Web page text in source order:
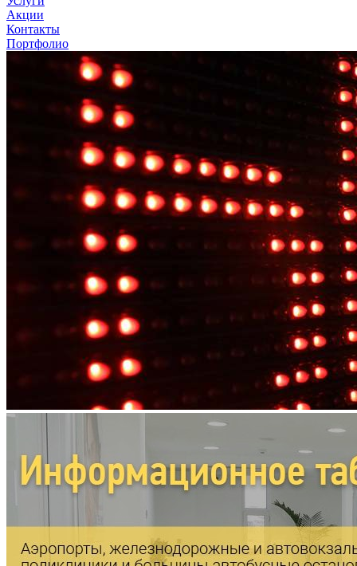
Акции
Контакты
Портфолио